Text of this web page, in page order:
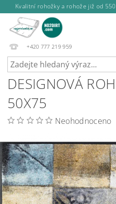
Kvalitní rohožky a rohože již od 550
+420 777 219 959
DESIGNOVÁ
50X75
Neohodnoceno